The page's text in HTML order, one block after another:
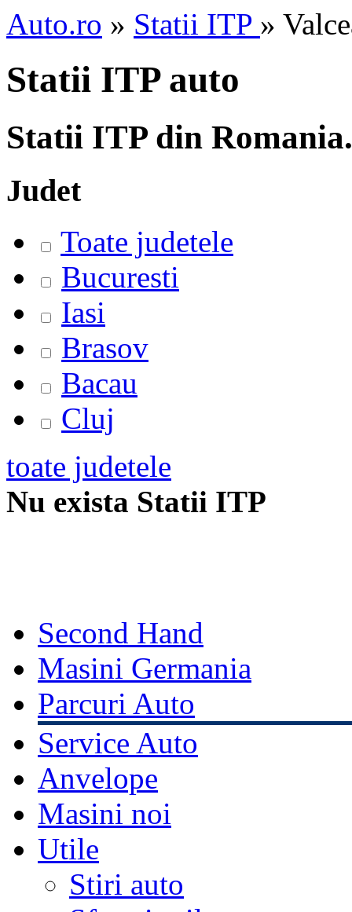
Auto.ro » Statii ITP »
Statii ITP auto
Statii ITP din Romania.
Judet
Toate judetele
Bucuresti
Iasi
Brasov
Bacau
Cluj
toate judetele
Nu exista Statii ITP
Second Hand
Masini Germania
Parcuri Auto
Service Auto
Anvelope
Masini noi
Utile
Stiri auto